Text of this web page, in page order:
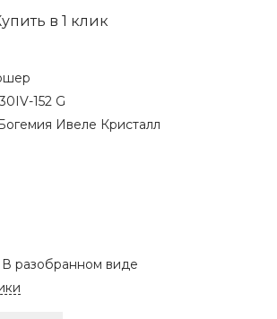
в 1 клик
152 G
Ивеле Кристалл
В разобранном виде